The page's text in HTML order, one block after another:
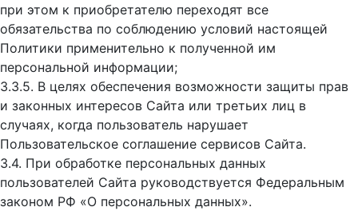
при этом к приобретателю переходят все
обязательства по соблюдению условий настоящей
Политики применительно к полученной им
персональной информации;
3.3.5. В целях обеспечения возможности защиты прав
и законных интересов Сайта или третьих лиц в
случаях, когда пользователь нарушает
Пользовательское соглашение сервисов Сайта.
3.4. При обработке персональных данных
пользователей Сайта руководствуется Федеральным
законом РФ «О персональных данных».